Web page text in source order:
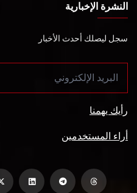
النشرة الإخبارية
سجل ليصلك أحدث الأخبار
رأيك يهمنا
أراء المستخدمين